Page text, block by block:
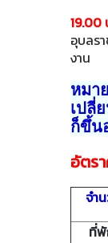
19.00
อุบลร
งาน
หมา
เปลี่
ก็ขึ้น
อัตร
จำ
ที่พั